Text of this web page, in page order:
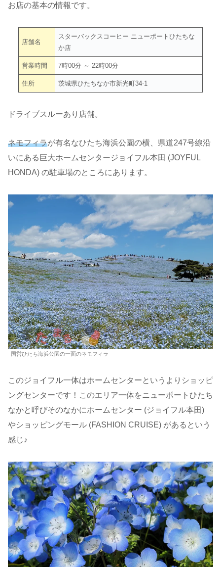
お店の基本の情報です。
店舗名
スターバックスコーヒー ニューポートひたちな
か店
営業時間 7時00分 ～ 22時00分
住所 茨城県ひたちなか市新光町34-1
ドライブスルーあり店舗。
ネモフィラが有名なひたち海浜公園の横、県道247号線沿
いにある巨大ホームセンタージョイフル本田 (JOYFUL
HONDA) の駐車場のところにあります。
国営ひたち海浜公園の一面のネモフィラ
このジョイフル一体はホームセンターというよりショッピ
ングセンターです！このエリア一体をニューポートひたち
なかと呼びそのなかにホームセンター (ジョイフル本田)
やショッピングモール (FASHION CRUISE) があるという
感じ♪